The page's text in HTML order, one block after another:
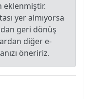
eklenmiştir.
yer almıyorsa
geri dönüş
diğer e-
öneririz.